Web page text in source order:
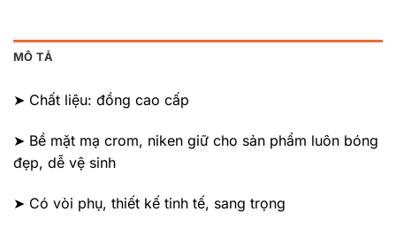
MÔ TẢ
➤ Chất liệu: đồng cao cấp
➤ Bề mặt mạ crom, niken giữ cho sản phẩm luôn bóng
đẹp, dễ vệ sinh
➤ Có vòi phụ, thiết kế tinh tế, sang trọng